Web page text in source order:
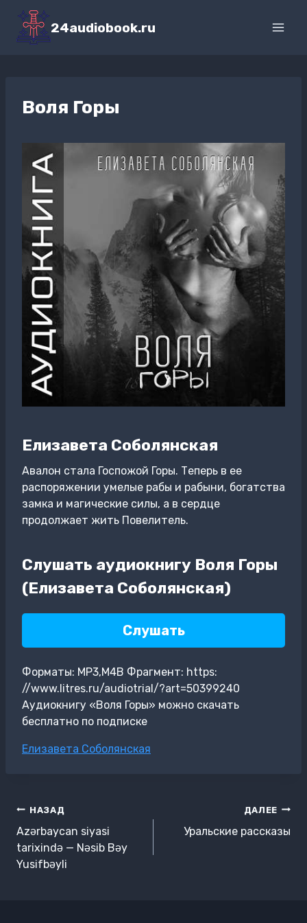
Перейти
содержимому
24audiobook.ru
Воля Горы
Елизавета Соболянская
Авалон стала Госпожой Горы. Теперь в ее
распоряжении умелые рабы и рабыни, богатства
замка и магические силы, а в сердце
продолжает жить Повелитель.
Слушать аудиокнигу Воля Горы
(Елизавета Соболянская)
Слушать
Форматы: MP3,M4B Фрагмент: https:
//www.litres.ru/audiotrial/?art=50399240
Аудиокнигу «Воля Горы» можно скачать
бесплатно по подписке
Метки
Елизавета Соболянская
Навигация
по
записям
НАЗАД
Azərbaycan siyasi
tarixində — Nəsib Bəy
Yusifbəyli
ДАЛЕЕ
Уральские рассказы